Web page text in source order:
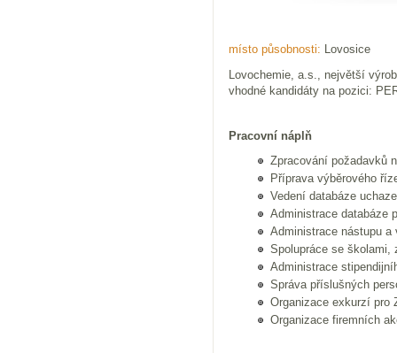
místo působnosti: Lovosice
Lovochemie, a.s., největší
vhodné kandidáty na pozici:
Pracovní náplň
Zpracování požadavků
Příprava výběrového
Vedení databáze
Administrace databáze
Administrace nástupu a
Spolupráce se
Administrace
Správa příslušných
Organizace exkurzí pro
Organizace firemních